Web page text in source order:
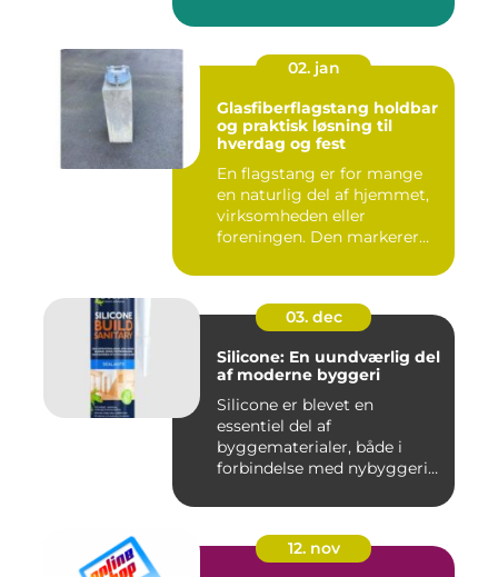
02. jan
Glasfiberflagstang holdbar
og praktisk løsning til
hverdag og fest
En flagstang er for mange
en naturlig del af hjemmet,
virksomheden eller
foreningen. Den markerer
03. dec
Silicone: En uundværlig del
af moderne byggeri
Silicone er blevet en
essentiel del af
byggematerialer, både i
forbindelse med nybyggeri
12. nov